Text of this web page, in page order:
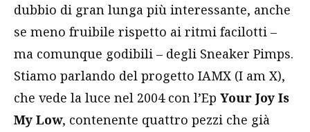
dubbio di gran lunga più interessante, anche
se meno fruibile rispetto ai ritmi facilotti –
ma comunque godibili – degli Sneaker Pimps.
Stiamo parlando del progetto IAMX (I am X),
che vede la luce nel 2004 con l’Ep Your Joy Is
My Low, contenente quattro pezzi che già